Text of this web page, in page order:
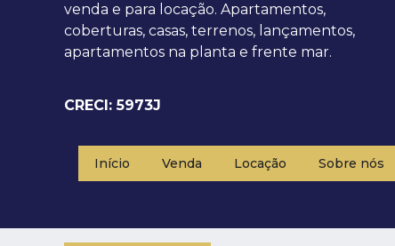
venda e para locação. Apartamentos,
coberturas, casas, terrenos, lançamentos,
apartamentos na planta e frente mar.
CRECI: 5973J
Início Venda Locação Sobre nós